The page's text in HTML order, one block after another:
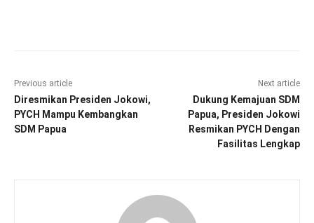
Previous article
Diresmikan Presiden Jokowi,
PYCH Mampu Kembangkan
SDM Papua
Next article
Dukung Kemajuan SDM
Papua, Presiden Jokowi
Resmikan PYCH Dengan
Fasilitas Lengkap